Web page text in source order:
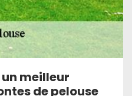
meilleur
de pelouse